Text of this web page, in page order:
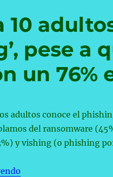
10
pese a
un 76%
adultos conoce el
del ransomware
y vishing (o phishing
«Solo dos de cada 10